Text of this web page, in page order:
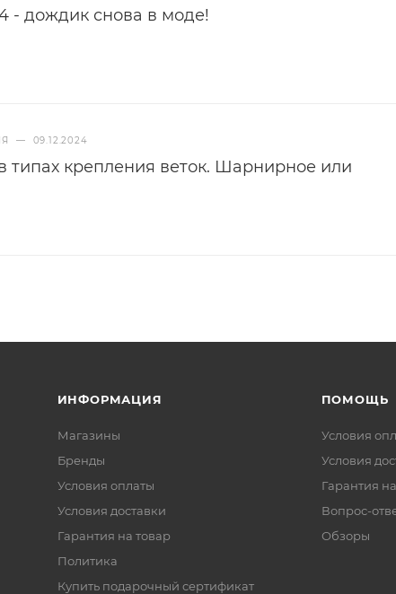
- дождик снова в моде!
— 09.12.2024
типах крепления веток. Шарнирное или
ИНФОРМАЦИЯ
Магазины
Бренды
Условия оплаты
Условия доставки
Гарантия на товар
Политика
Купить подарочный сертификат
ПОМОЩЬ
Условия
Условия
Гарантия
Вопрос-
Обзоры